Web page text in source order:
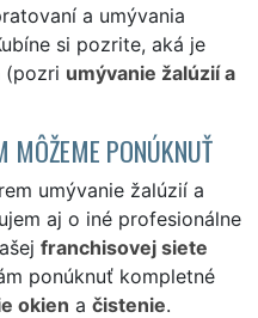
a umývania
si pozrite, aká je
(pozri umývanie žalúzií a
MÔŽEME PONÚKNUŤ
umývanie žalúzií a
aj o iné profesionálne
franchisovej siete
ponúknuť kompletné
okien a čistenie.